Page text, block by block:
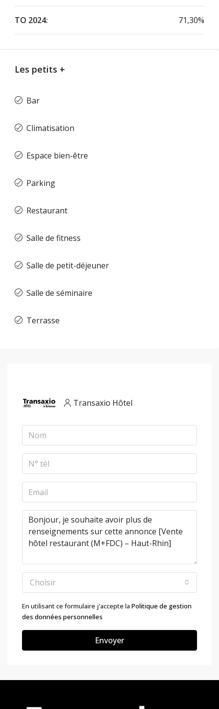
TO 2024: 71,30%
Les petits +
Bar
Climatisation
Espace bien-être
Parking
Restaurant
Salle de fitness
Salle de petit-déjeuner
Salle de séminaire
Terrasse
Transaxio Hôtel
Choisir
En utilisant ce formulaire j'accepte la Politique de gestion
des données personnelles
Envoyer